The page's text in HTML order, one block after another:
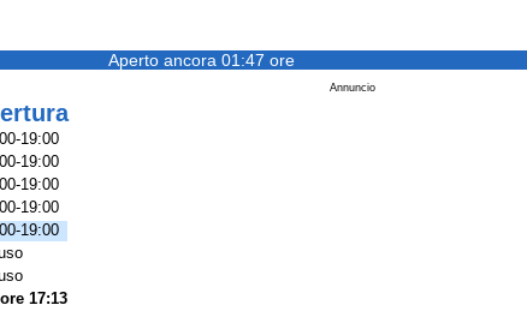
Aperto ancora 01:47 ore
Annuncio
19:00
19:00
19:00
19:00
19:00
17:13